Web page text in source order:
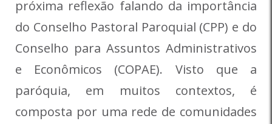
próxima reflexão falando da importância
do Conselho Pastoral Paroquial (CPP) e do
Conselho para Assuntos Administrativos
e Econômicos (COPAE). Visto que a
paróquia, em muitos contextos, é
composta por uma rede de comunidades